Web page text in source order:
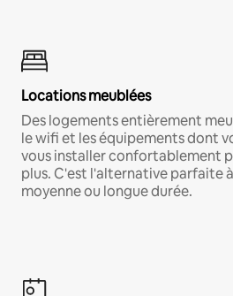
Locations meublées
Des logements entièrement
le wifi et les équipements dont
vous installer confortablement
plus. C'est l'alternative parfaite
moyenne ou longue durée.